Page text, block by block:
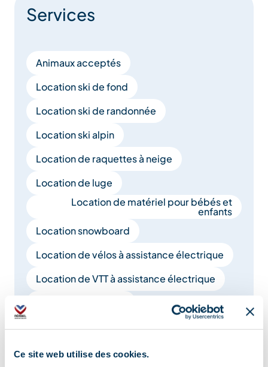
Ce site web utilise des cookies.
Services
Animaux acceptés
Location ski de fond
Location ski de randonnée
Location ski alpin
Location de raquettes à neige
Location de luge
Location de matériel pour bébés et
enfants
Location snowboard
Location de vélos à assistance électrique
Location de VTT à assistance électrique
Location de matériel de sécurité pour la
montagne en hiver
Vente ski alpin
Vente snowboard